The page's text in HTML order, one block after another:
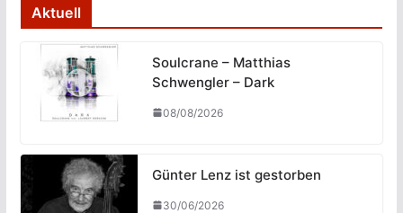
Aktuell
Soulcrane – Matthias
Schwengler – Dark
08/08/2026
Günter Lenz ist gestorben
30/06/2026